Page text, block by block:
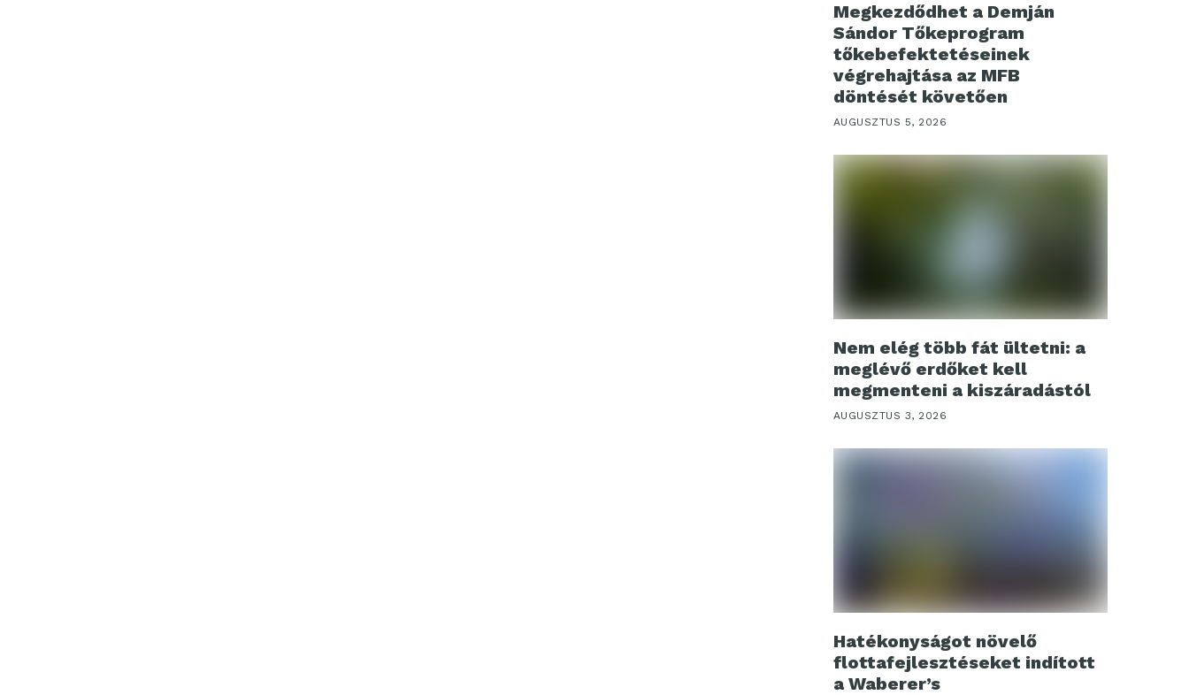
Megkezdődhet a Demján
Sándor Tőkeprogram
tőkebefektetéseinek
végrehajtása az MFB
döntését követően
AUGUSZTUS 5, 2026
Nem elég több fát ültetni: a
meglévő erdőket kell
megmenteni a kiszáradástól
AUGUSZTUS 3, 2026
Hatékonyságot növelő
flottafejlesztéseket indított
a Waberer’s